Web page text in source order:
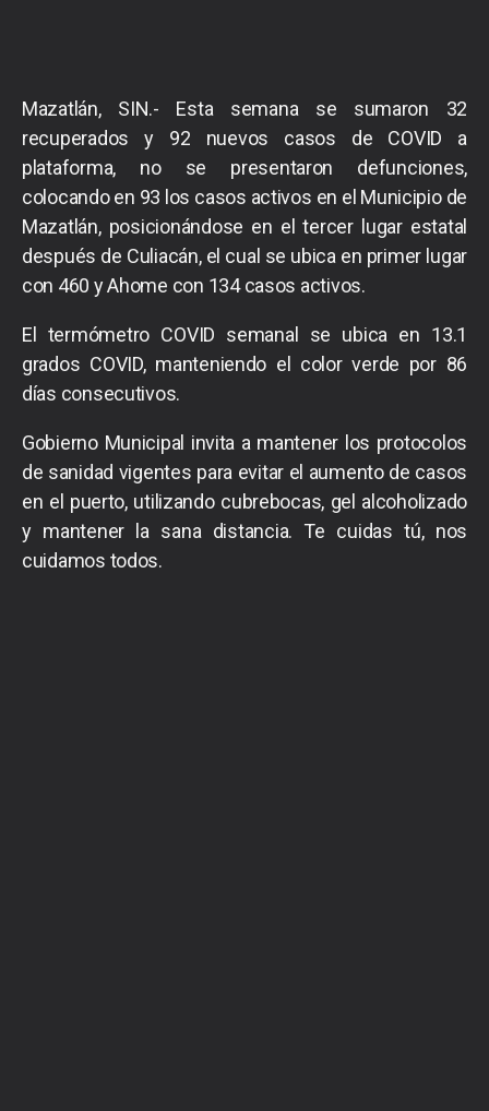
Mazatlán, SIN.- Esta semana se sumaron 32
recuperados y 92 nuevos casos de COVID a
plataforma, no se presentaron defunciones,
colocando en 93 los casos activos en el Municipio de
Mazatlán, posicionándose en el tercer lugar estatal
después de Culiacán, el cual se ubica en primer lugar
con 460 y Ahome con 134 casos activos.
El termómetro COVID semanal se ubica en 13.1
grados COVID, manteniendo el color verde por 86
días consecutivos.
Gobierno Municipal invita a mantener los protocolos
de sanidad vigentes para evitar el aumento de casos
en el puerto, utilizando cubrebocas, gel alcoholizado
y mantener la sana distancia. Te cuidas tú, nos
cuidamos todos.